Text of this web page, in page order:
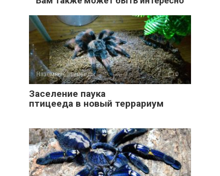
Наземные птицееды 0
Заселение паука
птицееда в новый террариум